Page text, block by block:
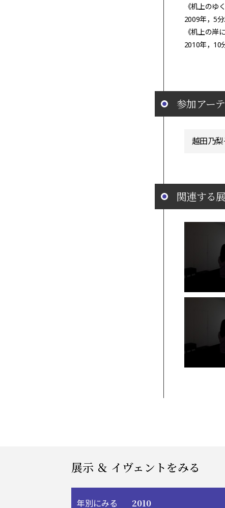
《机上のゆ
2009年，5
《机上の岸
2010年，10
参加アー
越田乃
関連する
展示 ＆ イヴェントをみる
年別にみる 2010